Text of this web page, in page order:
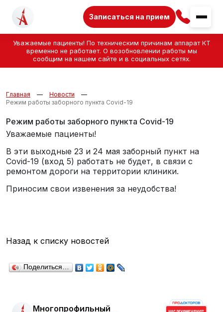
Уважаемые пациенты! По техническим причинам аппарат КТ
временно не работает. О возобновлении работы мы
сообщим на нашем сайте и в социальных сетях.
Записаться на прием
Главная
Новости
Режим работы заборного пункта Covid-19
Режим работы заборного пункта Covid-19
Уважаемые пациенты!
В эти выходные 23 и 24 мая заборный пункт на
Covid-19 (вход 5) работать не будет, в связи с
ремонтом дороги на территории клиники.
Приносим свои извенения за неудобства!
Назад к списку новостей
Поделиться…
Многопрофильный